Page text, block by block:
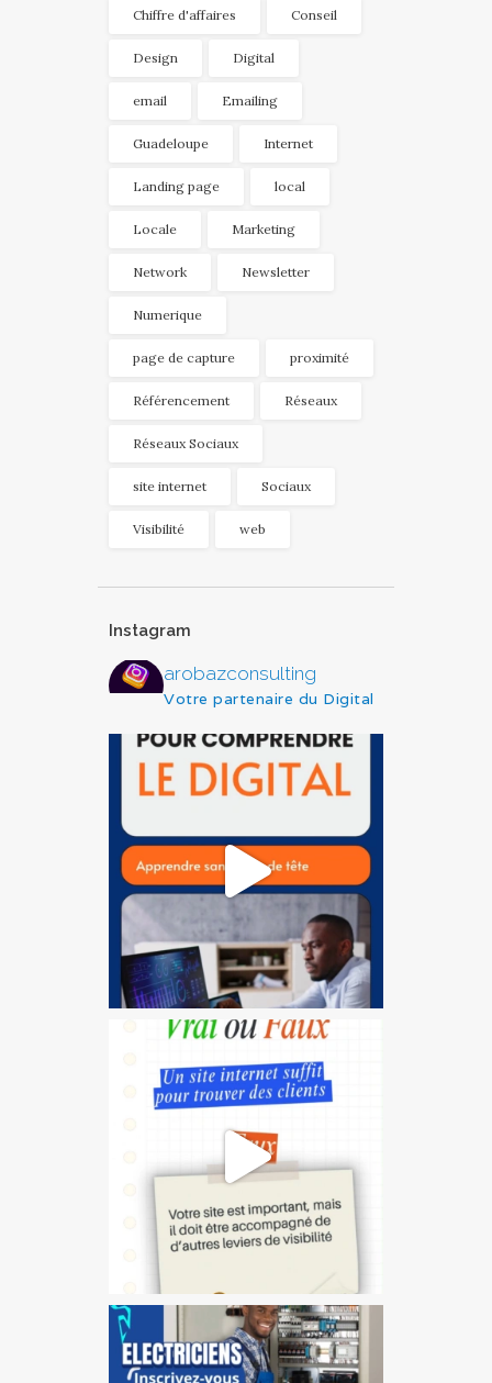
Chiffre d'affaires Conseil
Design Digital
email Emailing
Guadeloupe Internet
Landing page local
Locale Marketing
Network Newsletter
Numerique
page de capture proximité
Référencement Réseaux
Réseaux Sociaux
site internet Sociaux
Visibilité web
Instagram
arobazconsulting
Votre partenaire du Digital